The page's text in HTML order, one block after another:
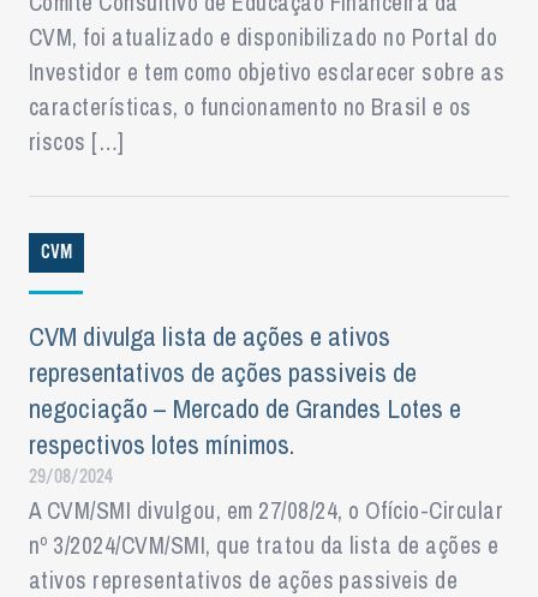
CVM, foi atualizado e disponibilizado no Portal do
Investidor e tem como objetivo esclarecer sobre as
características, o funcionamento no Brasil e os
riscos […]
CVM
CVM divulga lista de ações e ativos
representativos de ações passiveis de
negociação – Mercado de Grandes Lotes e
respectivos lotes mínimos.
29/08/2024
A CVM/SMI divulgou, em 27/08/24, o Ofício-Circular
nº 3/2024/CVM/SMI, que tratou da lista de ações e
ativos representativos de ações passiveis de